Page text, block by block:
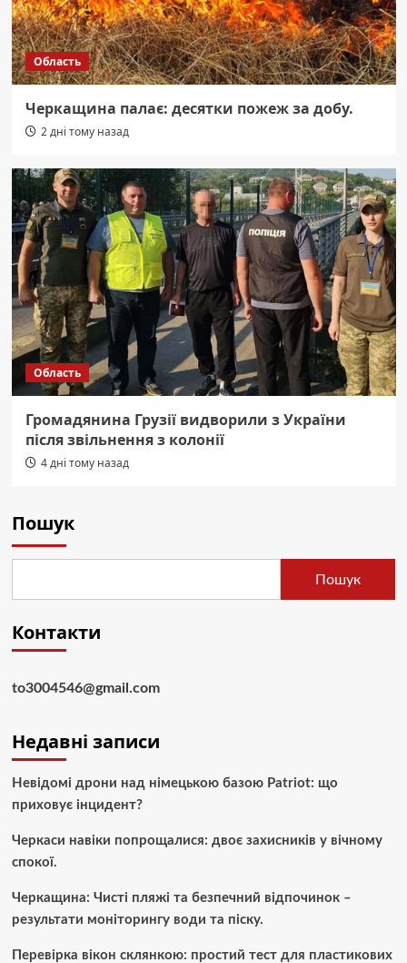
Область
Черкащина палає: десятки пожеж за добу.
2 дні тому назад
Область
Громадянина Грузії видворили з України
після звільнення з колонії
4 дні тому назад
Пошук
Пошук
Контакти
to3004546@gmail.com
Недавні записи
Невідомі дрони над німецькою базою Patriot: що
приховує інцидент?
Черкаси навіки попрощалися: двоє захисників у вічному
спокої.
Черкащина: Чисті пляжі та безпечний відпочинок –
результати моніторингу води та піску.
Перевірка вікон склянкою: простий тест для пластикових